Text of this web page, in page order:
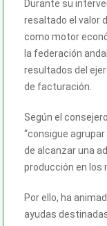
Durante su
resaltado el valor
como motor
la federación
resultados del
de facturación.
Según el
“consigue
de alcanzar una
producción en los
Por ello, ha
ayudas